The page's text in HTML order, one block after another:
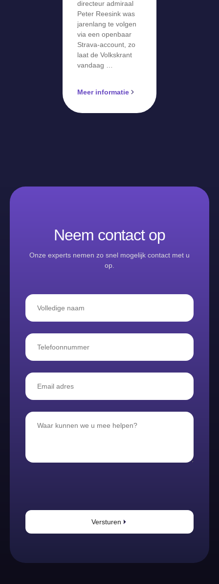
directeur admiraal
Peter Reesink was
jarenlang te volgen
via een openbaar
Strava-account, zo
laat de Volkskrant
vandaag …
Meer informatie
Neem contact op
Onze experts nemen zo snel mogelijk contact met u
op.
Versturen